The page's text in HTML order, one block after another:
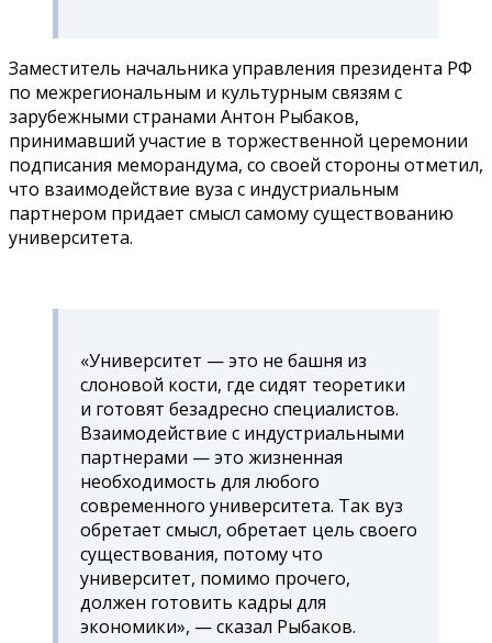
Заместитель начальника управления президента РФ
по межрегиональным и культурным связям с
зарубежными странами Антон Рыбаков,
принимавший участие в торжественной церемонии
подписания меморандума, со своей стороны отметил,
что взаимодействие вуза с индустриальным
партнером придает смысл самому существованию
университета.
«Университет — это не башня из
слоновой кости, где сидят теоретики
и готовят безадресно специалистов.
Взаимодействие с индустриальными
партнерами — это жизненная
необходимость для любого
современного университета. Так вуз
обретает смысл, обретает цель своего
существования, потому что
университет, помимо прочего,
должен готовить кадры для
экономики», — сказал Рыбаков.